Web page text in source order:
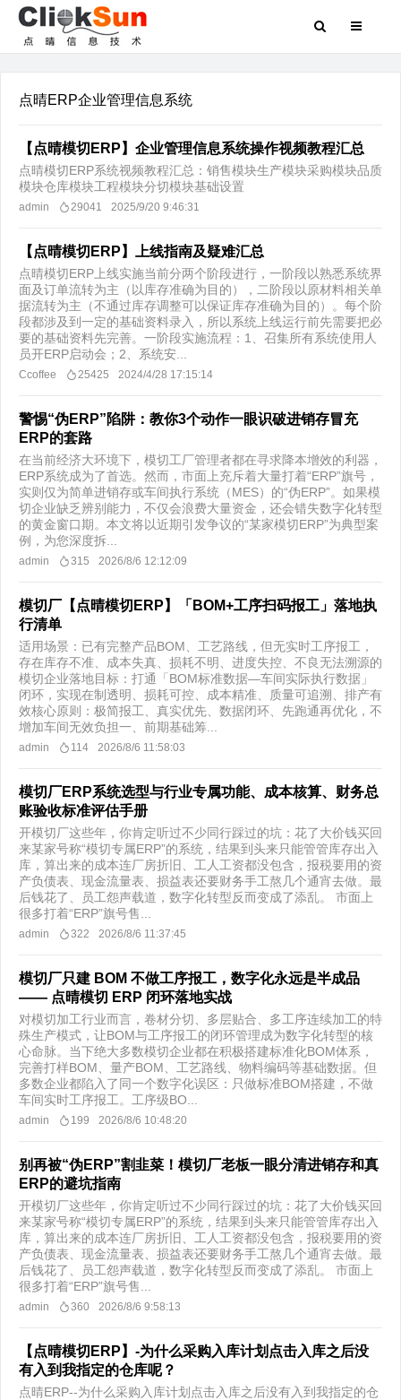
点晴ERP企业管理信息系统
【点晴模切ERP】企业管理信息系统操作视频教程汇总
点晴模切ERP系统视频教程汇总：销售模块生产模块采购模块品质
模块仓库模块工程模块分切模块基础设置
admin 29041 2025/9/20 9:46:31
【点晴模切ERP】上线指南及疑难汇总
点晴模切ERP上线实施当前分两个阶段进行，一阶段以熟悉系统界
面及订单流转为主（以库存准确为目的），二阶段以原材料相关单
据流转为主（不通过库存调整可以保证库存准确为目的）。每个阶
段都涉及到一定的基础资料录入，所以系统上线运行前先需要把必
要的基础资料先完善。一阶段实施流程：1、召集所有系统使用人
员开ERP启动会；2、系统安...
Ccoffee 25425 2024/4/28 17:15:14
警惕“伪ERP”陷阱：教你3个动作一眼识破进销存冒充
ERP的套路
在当前经济大环境下，模切工厂管理者都在寻求降本增效的利器，
ERP系统成为了首选。然而，市面上充斥着大量打着“ERP”旗号，
实则仅为简单进销存或车间执行系统（MES）的“伪ERP”。如果模
切企业缺乏辨别能力，不仅会浪费大量资金，还会错失数字化转型
的黄金窗口期。本文将以近期引发争议的“某家模切ERP”为典型案
例，为您深度拆...
admin 315 2026/8/6 12:12:09
模切厂【点晴模切ERP】「BOM+工序扫码报工」落地执
行清单
适用场景：已有完整产品BOM、工艺路线，但无实时工序报工，
存在库存不准、成本失真、损耗不明、进度失控、不良无法溯源的
模切企业落地目标：打通「BOM标准数据—车间实际执行数据」
闭环，实现在制透明、损耗可控、成本精准、质量可追溯、排产有
效核心原则：极简报工、真实优先、数据闭环、先跑通再优化，不
增加车间无效负担一、前期基础筹...
admin 114 2026/8/6 11:58:03
模切厂ERP系统选型与行业专属功能、成本核算、财务总
账验收标准评估手册
开模切厂这些年，你肯定听过不少同行踩过的坑：花了大价钱买回
来某家号称“模切专属ERP”的系统，结果到头来只能管管库存出入
库，算出来的成本连厂房折旧、工人工资都没包含，报税要用的资
产负债表、现金流量表、损益表还要财务手工熬几个通宵去做。最
后钱花了、员工怨声载道，数字化转型反而变成了添乱。 市面上
很多打着“ERP”旗号售...
admin 322 2026/8/6 11:37:45
模切厂只建 BOM 不做工序报工，数字化永远是半成品
—— 点晴模切 ERP 闭环落地实战
对模切加工行业而言，卷材分切、多层贴合、多工序连续加工的特
殊生产模式，让BOM与工序报工的闭环管理成为数字化转型的核
心命脉。当下绝大多数模切企业都在积极搭建标准化BOM体系，
完善打样BOM、量产BOM、工艺路线、物料编码等基础数据。但
多数企业都陷入了同一个数字化误区：只做标准BOM搭建，不做
车间实时工序报工。工序级BO...
admin 199 2026/8/6 10:48:20
别再被“伪ERP”割韭菜！模切厂老板一眼分清进销存和真
ERP的避坑指南
开模切厂这些年，你肯定听过不少同行踩过的坑：花了大价钱买回
来某家号称“模切专属ERP”的系统，结果到头来只能管管库存出入
库，算出来的成本连厂房折旧、工人工资都没包含，报税要用的资
产负债表、现金流量表、损益表还要财务手工熬几个通宵去做。最
后钱花了、员工怨声载道，数字化转型反而变成了添乱。 市面上
很多打着“ERP”旗号售...
admin 360 2026/8/6 9:58:13
【点晴模切ERP】-为什么采购入库计划点击入库之后没
有入到我指定的仓库呢？
点晴ERP--为什么采购入库计划点击入库之后没有入到我指定的仓